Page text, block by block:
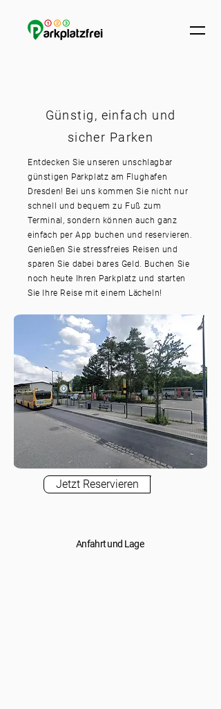
Günstig, einfach und
sicher Parken
Entdecken Sie unseren unschlagbar
günstigen Parkplatz am Flughafen
Dresden! Bei uns kommen Sie nicht nur
schnell und bequem zu Fuß zum
Terminal, sondern können auch ganz
einfach per App buchen und reservieren.
Genießen Sie stressfreies Reisen und
sparen Sie dabei bares Geld. Buchen Sie
noch heute Ihren Parkplatz und starten
Sie Ihre Reise mit einem Lächeln!
Jetzt Reservieren
Anfahrt und Lage